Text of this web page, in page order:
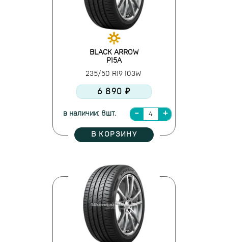
BLACK ARROW
P15A
235/50 R19 103W
6 890 ₽
в наличии: 8шт.
В КОРЗИНУ